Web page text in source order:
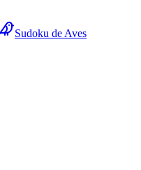
Sudoku de Aves